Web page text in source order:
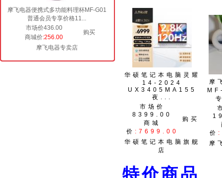
摩飞电器便携式多功能料理杯MF-G01
普通会员专享价格11...
市场价436.00
购买
商城价:256.00
摩飞电器专卖店
华硕笔记本电脑灵耀
14-2024
UX3405MA155
夜...
市场价
8399.00
购买
商城
价 :7699.00
华硕笔记本电脑旗舰
店
摩
价
摩
特